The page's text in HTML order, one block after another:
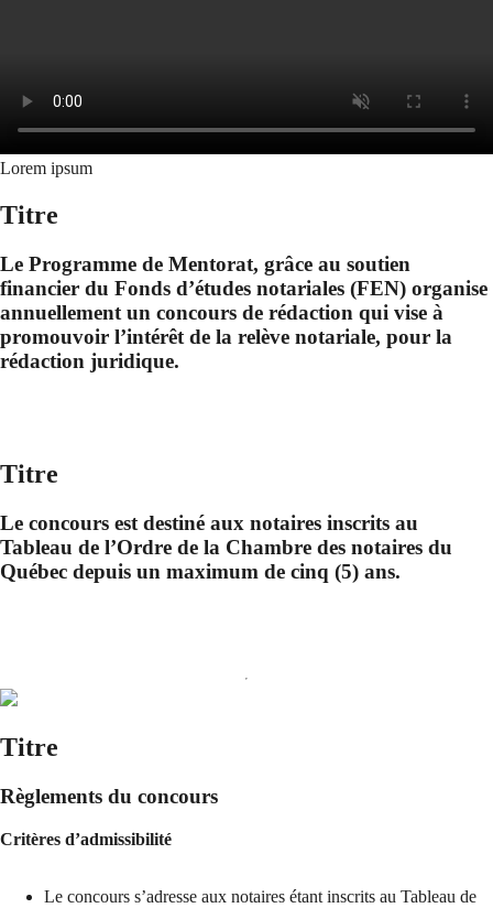
Lorem ipsum
Titre
Le Programme de Mentorat, grâce au soutien
financier du Fonds d’études notariales (FEN) organise
annuellement un concours de rédaction qui vise à
promouvoir l’intérêt de la relève notariale, pour la
rédaction juridique.
Titre
Le concours est destiné aux notaires inscrits au
Tableau de l’Ordre de la Chambre des notaires du
Québec depuis un maximum de cinq (5) ans.
Titre
Règlements du concours
Critères d’admissibilité
Le concours s’adresse aux notaires étant inscrits au Tableau de